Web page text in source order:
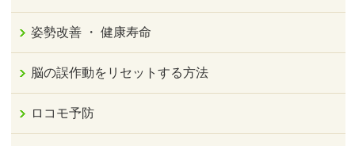
姿勢改善 ・ 健康寿命
脳の誤作動をリセットする方法
ロコモ予防